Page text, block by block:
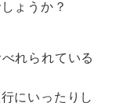
ょうか？
れられている
にいったりし